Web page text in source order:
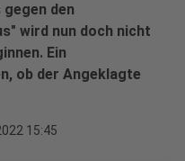
den
wird nun doch nicht
Ein
ob der Angeklagte
15:45